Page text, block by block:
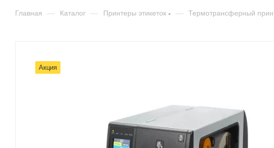
Главная — Каталог — Принтеры этикеток — Термотрансферный
Акция